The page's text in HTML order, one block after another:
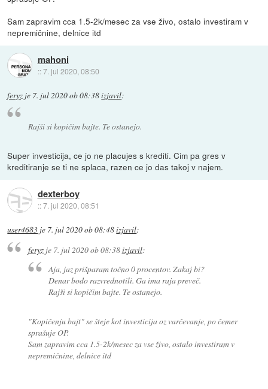
Sam zapravim cca 1.5-2k/mesec za vse živo, ostalo investiram v
nepremičnine, delnice itd
mahoni
::7. jul 2020, 08:50
feryz je 7. jul 2020 ob 08:38izjavil:
Rajši si kopičim bajte. Te ostanejo.
Super investicija, ce jo ne placujes s krediti. Cim pa gres v
kreditiranje se ti ne splaca, razen ce jo das takoj v najem.
dexterboy
::7. jul 2020, 08:51
user4683 je 7. jul 2020 ob 08:48izjavil:
feryzje 7. jul 2020 ob 08:38izjavil:
Aja, jaz prišparam točno 0 procentov. Zakaj bi?
Denar bodo razvrednotili. Ga ima raja preveč.
Rajši si kopičim bajte. Te ostanejo.
"Kopičenju bajt" se šteje kot investicija oz varčevanje, po čemer
sprašuje OP.
Sam zapravim cca 1.5-2k/mesec za vse živo, ostalo investiram v
nepremičnine, delnice itd